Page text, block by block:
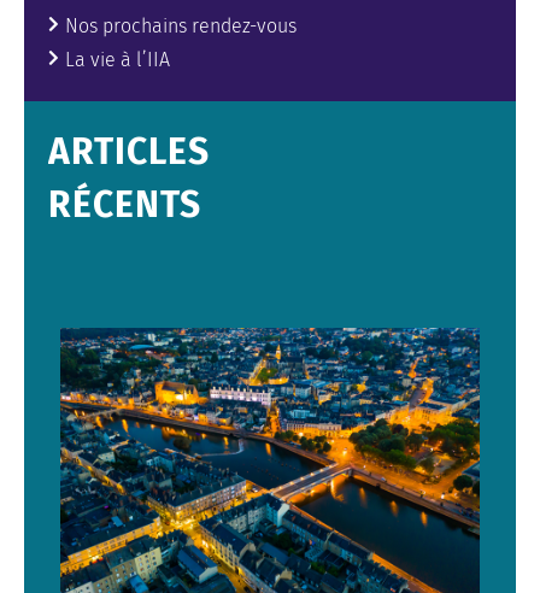
Nos prochains rendez-vous
La vie à l’IIA
ARTICLES
RÉCENTS
Formation Laval
Actualités